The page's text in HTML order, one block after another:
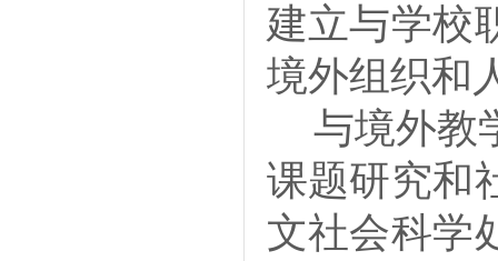
建立与学校
境外组织和
与境外教
课题研究和
文社会科学